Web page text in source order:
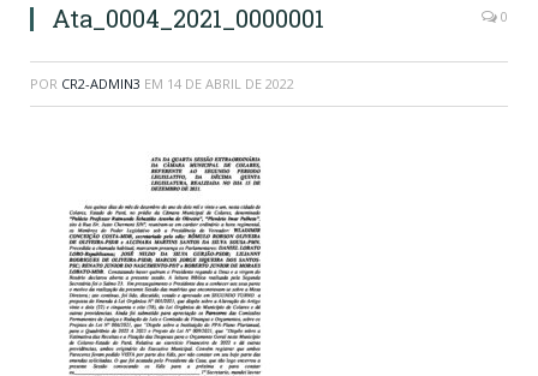
Ata_0004_2021_0000001 0
POR CR2-ADMIN3 EM 14 DE ABRIL DE 2022